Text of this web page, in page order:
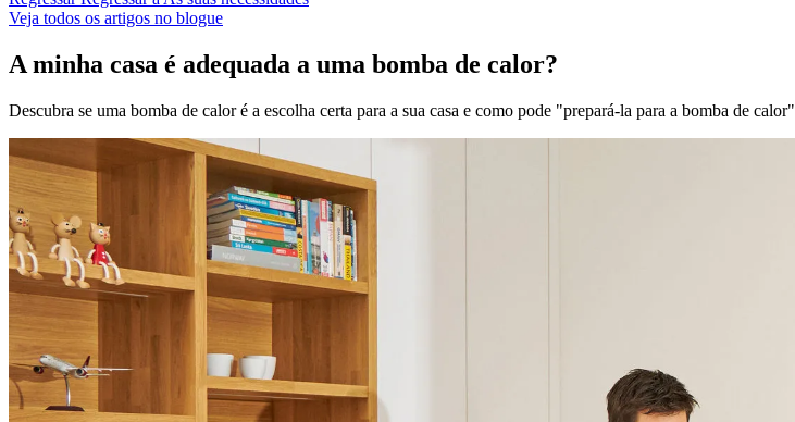
Veja todos os artigos no blogue
A minha casa é adequada a uma bomba de calor?
Descubra se uma bomba de calor é a escolha certa para a sua casa e como pode "prepará-la para a bomba de calor"